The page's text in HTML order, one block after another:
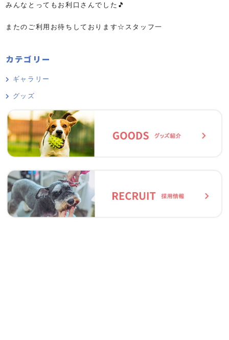
みんなとってもお利口さんでした🎵
またのご利用お待ちしております☆スタッフ一
カテゴリー
ギャラリー
グッズ